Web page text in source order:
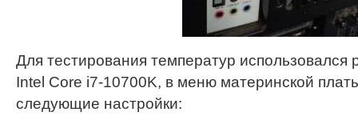
Для тестирования температур использовался
Intel Core i7-10700K, в меню материнской
следующие настройки: